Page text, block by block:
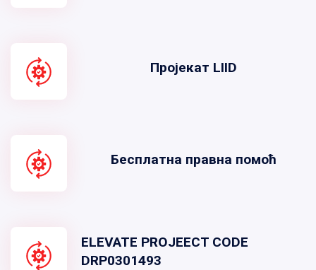
Пројекат LIID
Бесплатна правна помоћ
ELEVATE PROJEECT CODE
DRP0301493